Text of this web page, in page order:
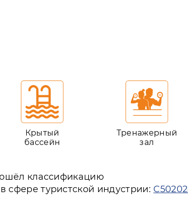
Крытый
бассейн
Тренажерный
зал
классификацию
сфере туристской индустрии: